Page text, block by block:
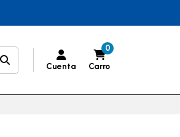
Cuenta
0
Carro